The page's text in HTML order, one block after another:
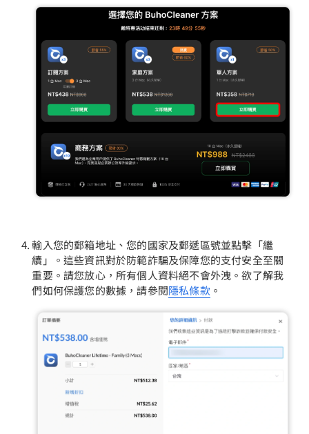
輸入您的郵箱地址、您的國家及郵遞區號並點擊「繼
續」。這些資訊對於防範詐騙及保障您的支付安全至關
重要。請您放心，所有個人資料絕不會外洩。欲了解我
們如何保護您的數據，請參閱隱私條款。